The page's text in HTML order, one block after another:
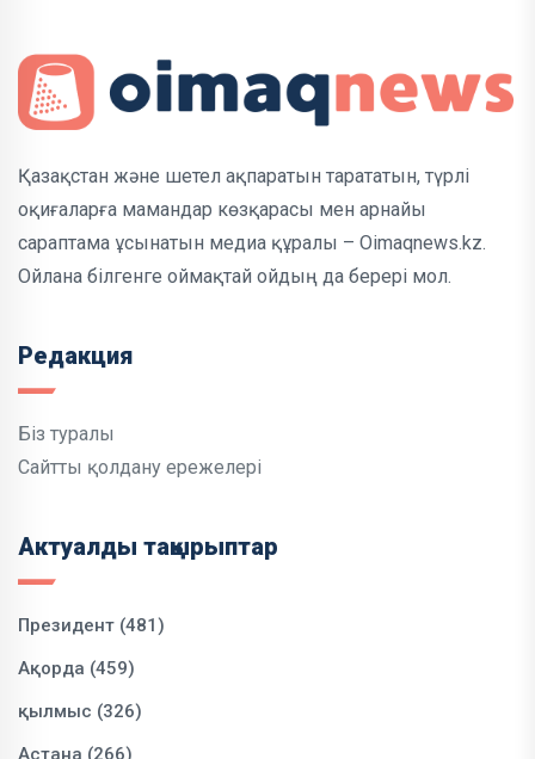
Қазақстан және шетел ақпаратын тарататын, түрлі
оқиғаларға мамандар көзқарасы мен арнайы
сараптама ұсынатын медиа құралы – Oimaqnews.kz.
Ойлана білгенге оймақтай ойдың да берері мол.
Редакция
Біз туралы
Сайтты қолдану ережелері
Актуалды тақырыптар
Президент (481)
Ақорда (459)
қылмыс (326)
Астана (266)